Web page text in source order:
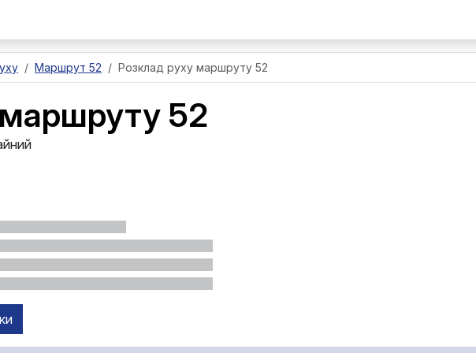
Маршрут 52 Розклад руху маршруту 52
52